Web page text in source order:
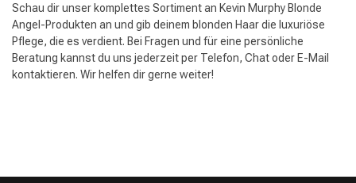
Schau dir unser komplettes Sortiment an Kevin Murphy Blonde
Angel-Produkten an und gib deinem blonden Haar die luxuriöse
Pflege, die es verdient. Bei Fragen und für eine persönliche
Beratung kannst du uns jederzeit per Telefon, Chat oder E-Mail
kontaktieren. Wir helfen dir gerne weiter!